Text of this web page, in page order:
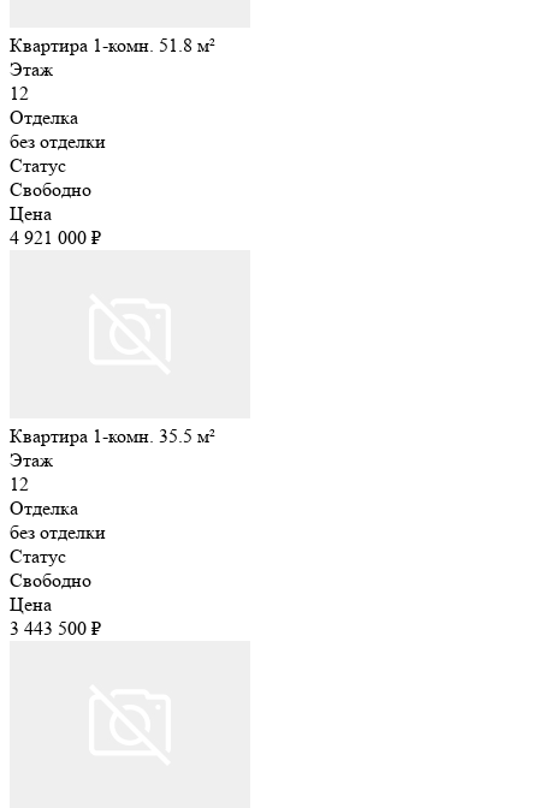
Квартира 1-комн. 51.8 м²
Этаж
12
Отделка
без отделки
Статус
Свободно
Цена
4 921 000 ₽
Квартира 1-комн. 35.5 м²
Этаж
12
Отделка
без отделки
Статус
Свободно
Цена
3 443 500 ₽